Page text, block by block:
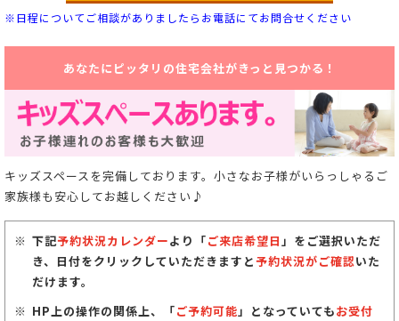
※日程についてご相談がありましたらお電話にてお問合せください
あなたにピッタリの住宅会社がきっと見つかる！
キッズスペースを完備しております。小さなお子様がいらっしゃるご
家族様も安心してお越しください♪
下記予約状況カレンダーより「ご来店希望日 」をご選択いただ
き、日付をクリックしていただきますと予約状況がご確認いた
だけます。
HP上の操作の関係上、「ご予約可能 」となっていてもお受付